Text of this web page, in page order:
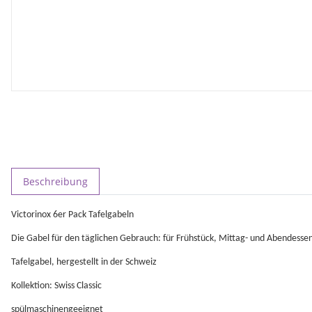
weitere Registerkarten anzeigen
Beschreibung
Victorinox 6er Pack Tafelgabeln
Die Gabel für den täglichen Gebrauch: für Frühstück, Mittag- und
Tafelgabel, hergestellt in der Schweiz
Kollektion: Swiss Classic
spülmaschinengeeignet